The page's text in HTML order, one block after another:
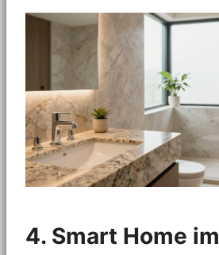
4. Smart Home im